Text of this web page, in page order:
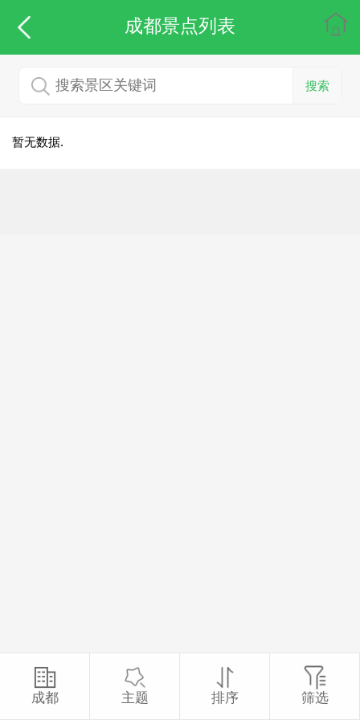
成都景点列表
搜索
暂无数据.
成都 主题 排序 筛选